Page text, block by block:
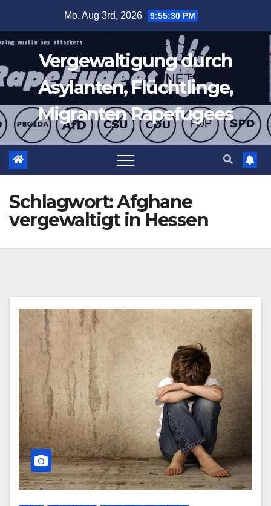
springen
Mo. Aug 3rd, 2026 9:55:31 PM
Vergewaltigung durch
Asylanten, Flüchtlinge,
Migranten Rapefugees
Schlagwort:Afghane
vergewaltigt in Hessen